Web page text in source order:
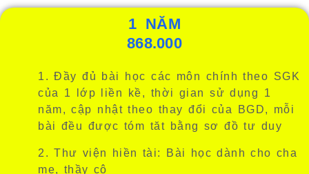
1 NĂM
868.000
1. Đầy đủ bài học các môn chính theo SGK
của 1 lớp liền kề, thời gian sử dụng 1
năm,cập nhật theo thay đổi của BGD, mỗi
bài đều được tóm tăt bằng sơ đồ tư duy
2. Thư viện hiền tài: Bài học dành cho cha
mẹ, thầy cô